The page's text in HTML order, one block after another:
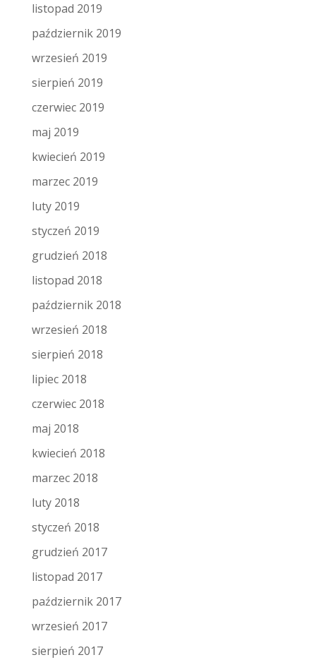
listopad 2019
październik 2019
wrzesień 2019
sierpień 2019
czerwiec 2019
maj 2019
kwiecień 2019
marzec 2019
luty 2019
styczeń 2019
grudzień 2018
listopad 2018
październik 2018
wrzesień 2018
sierpień 2018
lipiec 2018
czerwiec 2018
maj 2018
kwiecień 2018
marzec 2018
luty 2018
styczeń 2018
grudzień 2017
listopad 2017
październik 2017
wrzesień 2017
sierpień 2017